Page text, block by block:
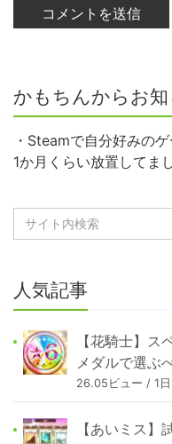
かもちんからお知
・Steamで自分好みの
1か月くらい放置してまし
人気記事
【花騎士】
メダルで選ぶ
26.05ビュー / 1日
【あいミス